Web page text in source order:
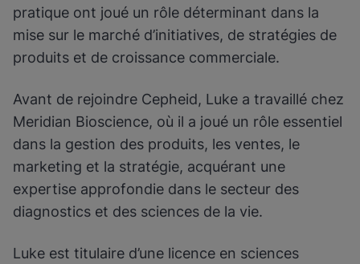
pratique ont joué un rôle déterminant dans la
mise sur le marché d’initiatives, de stratégies de
produits et de croissance commerciale.
Avant de rejoindre Cepheid, Luke a travaillé chez
Meridian Bioscience, où il a joué un rôle essentiel
dans la gestion des produits, les ventes, le
marketing et la stratégie, acquérant une
expertise approfondie dans le secteur des
diagnostics et des sciences de la vie.
Luke est titulaire d’une licence en sciences